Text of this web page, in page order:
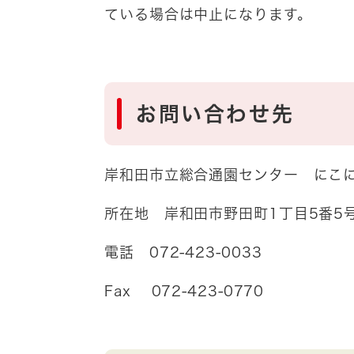
ている場合は中止になります。
お問い合わせ先
岸和田市立総合通園センター にこ
所在地 岸和田市野田町1丁目5番5
電話 072-423-0033
Fax 072-423-0770